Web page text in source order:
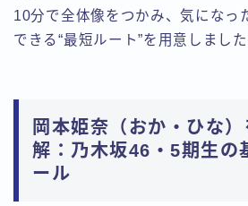
10分で全体像をつかみ、気になっ
できる“最短ルート”を用意しました
岡本姫奈（おか・ひな
解：乃木坂46・5期生の
ール